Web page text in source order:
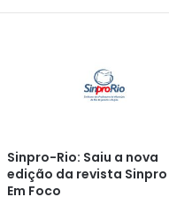
Sinpro-Rio: Saiu a nova
edição da revista Sinpro
Em Foco